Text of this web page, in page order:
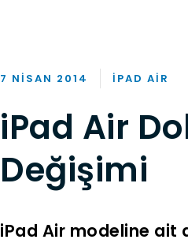
7 NISAN 2014 IPAD AIR
iPad Air
Değişimi
iPad Air modeline ait